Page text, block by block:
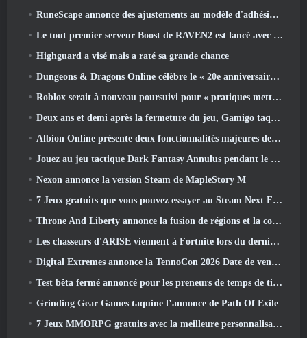
RuneScape annonce des ajustements au modèle d'adhésion Premier pour tenir compte des modifications récentes apportées au MMORPG
Le tout premier serveur Boost de RAVEN2 est lancé avec la mise à jour d'aujourd'hui
Highguard a visé mais a raté sa grande chance
Dungeons & Dragons Online célèbre le « 20e anniversaire de Natural » avec une quête spéciale et des récompenses
Roblox serait à nouveau poursuivi pour « pratiques mettant en danger et exploitant des enfants »
Deux ans et demi après la fermeture du jeu, Gamigo taquine le retour du MMO médiéval Glory Victis
Albion Online présente deux fonctionnalités majeures de guerre de factions dans la mise à jour Realm Divided Part II
Jouez au jeu tactique Dark Fantasy Annulus pendant le prochain festival Steam
Nexon annonce la version Steam de MapleStory M
7 Jeux gratuits que vous pouvez essayer au Steam Next Fest
Throne And Liberty annonce la fusion de régions et la consolidation de serveurs
Les chasseurs d'ARISE viennent à Fortnite lors du dernier événement de collaboration
Digital Extremes annonce la TennoCon 2026 Date de vente des billets
Test bêta fermé annoncé pour les preneurs de temps de tir à la troisième personne
Grinding Gear Games taquine l’annonce de Path Of Exile
7 Jeux MMORPG gratuits avec la meilleure personnalisation des personnages